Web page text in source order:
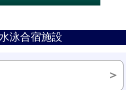
泳合宿施設